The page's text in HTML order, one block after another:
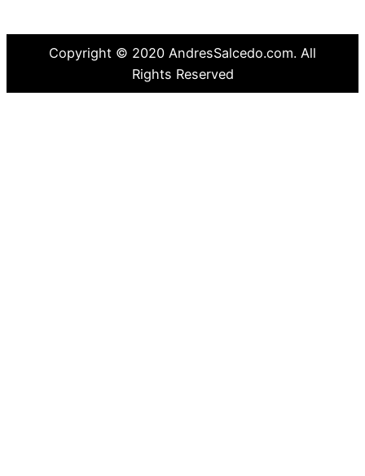
Copyright © 2020 AndresSalcedo.com. All
Rights Reserved